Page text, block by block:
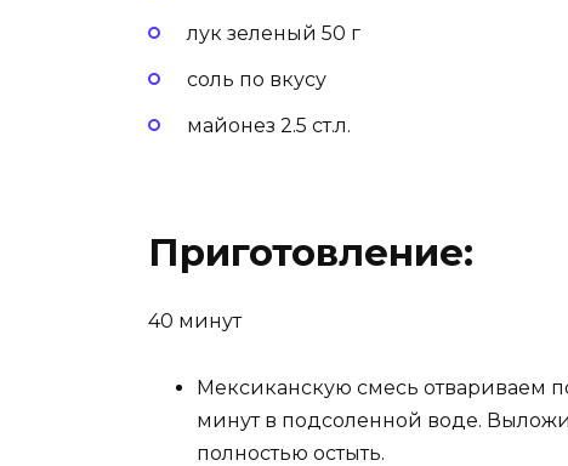
лук зеленый 50 г
соль по вкусу
майонез 2.5 ст.л.
Приготовление:
40 минут
Мексиканскую смесь отвариваем
минут в подсоленной воде.
полностью остыть.